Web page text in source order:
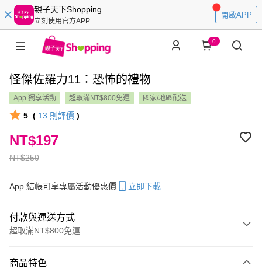
親子天下Shopping
立刻使用官方APP
開啟APP
0
怪傑佐羅力11：恐怖的禮物
App 獨享活動 超取滿NT$800免運 國家/地區配送
5 ( 13 則評價 )
NT$250
NT$197
App 結帳可享專屬活動優惠價 立即下載
付款與運送方式
超取滿NT$800免運
信用卡一次付款
商品特色